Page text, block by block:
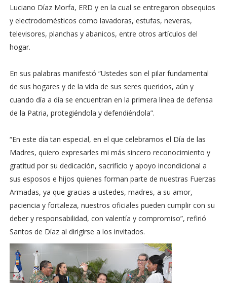
Luciano Díaz Morfa, ERD y en la cual se entregaron obsequios
y electrodomésticos como lavadoras, estufas, neveras,
televisores, planchas y abanicos, entre otros artículos del
hogar.
En sus palabras manifestó “Ustedes son el pilar fundamental
de sus hogares y de la vida de sus seres queridos, aún y
cuando día a día se encuentran en la primera línea de defensa
de la Patria, protegiéndola y defendiéndola”.
“En este día tan especial, en el que celebramos el Día de las
Madres, quiero expresarles mi más sincero reconocimiento y
gratitud por su dedicación, sacrificio y apoyo incondicional a
sus esposos e hijos quienes forman parte de nuestras Fuerzas
Armadas, ya que gracias a ustedes, madres, a su amor,
paciencia y fortaleza, nuestros oficiales pueden cumplir con su
deber y responsabilidad, con valentía y compromiso”, refirió
Santos de Díaz al dirigirse a los invitados.